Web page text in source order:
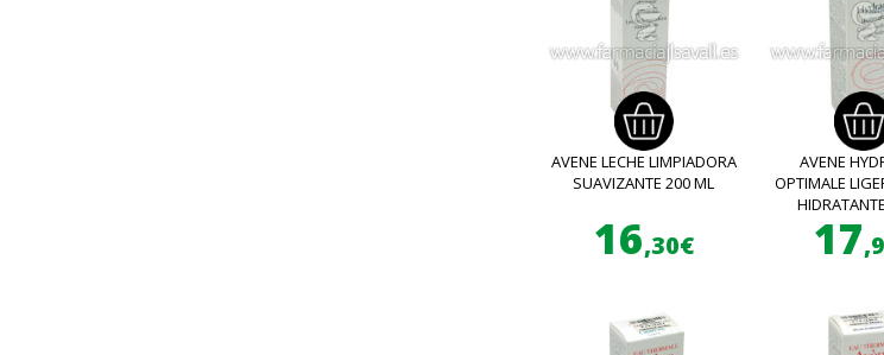
AVENE LECHE LIMPIADORA
SUAVIZANTE 200 ML
16,30€
AVENE
OPTIMALE
17